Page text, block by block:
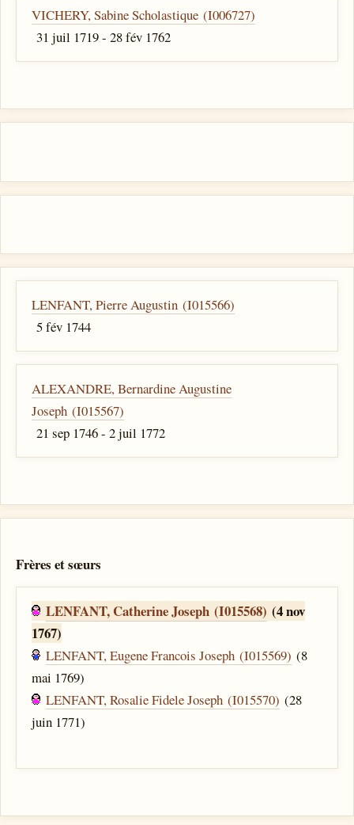
VICHERY, Sabine Scholastique (I006727)
31 juil 1719 - 28 fév 1762
LENFANT, Pierre Augustin (I015566)
5 fév 1744
ALEXANDRE, Bernardine Augustine
Joseph (I015567)
21 sep 1746 - 2 juil 1772
Frères et sœurs
LENFANT, Catherine Joseph (I015568) (4 nov
1767)
LENFANT, Eugene Francois Joseph (I015569) (8
mai 1769)
LENFANT, Rosalie Fidele Joseph (I015570) (28
juin 1771)